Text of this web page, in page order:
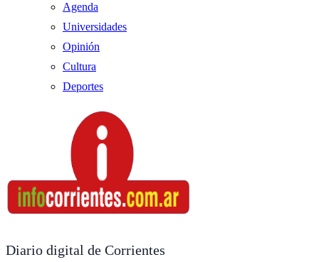
Agenda
Universidades
Opinión
Cultura
Deportes
Diario digital de Corrientes